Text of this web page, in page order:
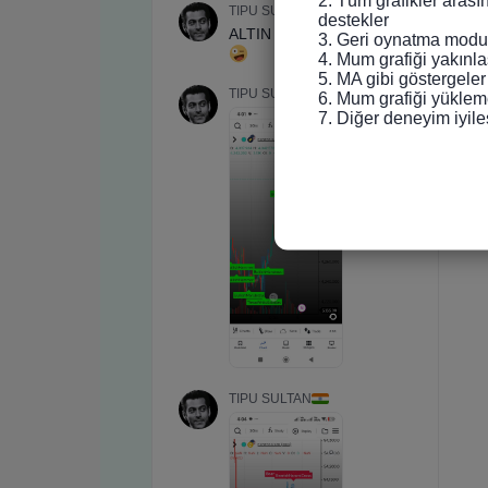
destekler
3. Geri oynatma
4. Mum grafiği
5. MA gibi
6. Mum grafiği
7. Diğer deneyim